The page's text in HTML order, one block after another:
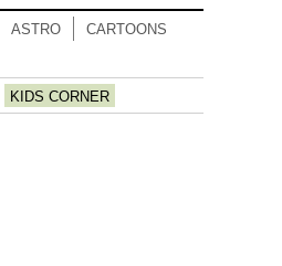
ASTRO CARTOONS
KIDS CORNER